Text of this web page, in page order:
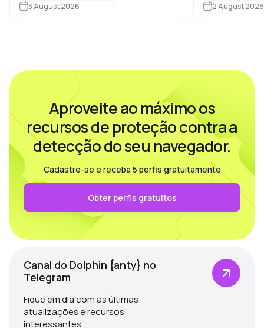
falarmos de marketing nas redes
3 August 2026
Equipes de
2 August 2026
Aproveite ao máximo os
recursos de proteção contra a
detecção do seu navegador.
Cadastre-se e receba 5 perfis gratuitamente
Obter perfis gratuitos
Canal do Dolphin {anty} no
Telegram
Fique em dia com as últimas
atualizações e recursos
interessantes